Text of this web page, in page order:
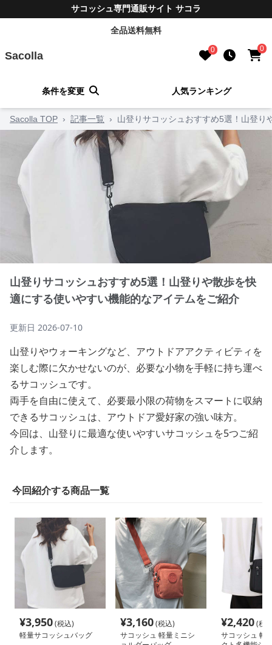
サコッシュ専門通販サイト サコラ
全品送料無料
Sacolla 0 0
条件を変更 人気ランキング
Sacolla TOP › 記事一覧 › 山登りサコッシュおすすめ5選！山登り
山登りサコッシュおすすめ5選！山登りや散歩を快
適にする使いやすい機能的なアイテムをご紹介
更新日 2026-07-10
山登りやウォーキングなど、アウトドアアクティビティを
楽しむ際に欠かせないのが、必要な小物を手軽に持ち運べ
るサコッシュです。
両手を自由に使えて、必要最小限の荷物をスマートに収納
できるサコッシュは、アウトドア愛好家の強い味方。
今回は、山登りに最適な使いやすいサコッシュを5つご紹
介します。
今回紹介する商品一覧
¥3,950(税込)
軽量サコッシュバッグ
¥3,160(税込)
サコッシュ 軽量ミニシ
¥2,420(税
サコッシュ 軽